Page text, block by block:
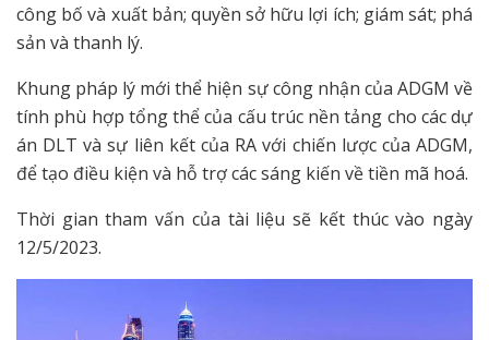
công bố và xuất bản; quyền sở hữu lợi ích; giám sát; phá
sản và thanh lý.
Khung pháp lý mới thể hiện sự công nhận của ADGM về
tính phù hợp tổng thể của cấu trúc nền tảng cho các dự
án DLT và sự liên kết của RA với chiến lược của ADGM,
để tạo điều kiện và hỗ trợ các sáng kiến ​​về tiền mã hoá.
Thời gian tham vấn của tài liệu sẽ kết thúc vào ngày
12/5/2023.